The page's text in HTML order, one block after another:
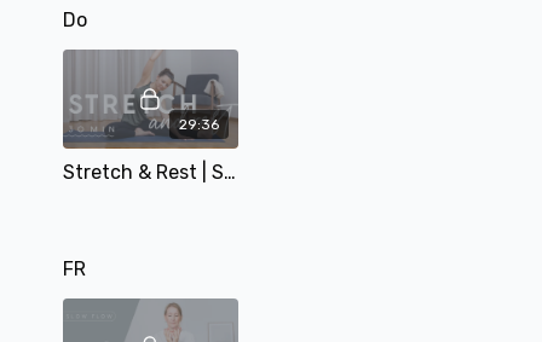
Do
29:36
Stretch & Rest | Schultern, Rücken und Hüften dehnen | mit Alina | 30 Min | Tag 16 - JYJ
FR